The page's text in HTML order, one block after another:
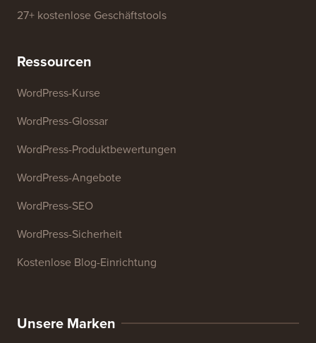
SEO-Keyword-Generator
Website-SEO-Analysator
E-Mail-Signatur-Generator
27+ kostenlose Geschäftstools
Ressourcen
WordPress-Kurse
WordPress-Glossar
WordPress-Produktbewertungen
WordPress-SEO